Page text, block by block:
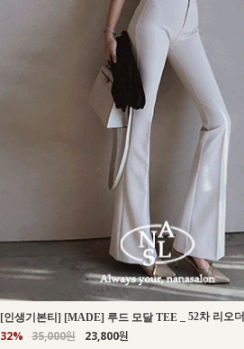
[인생기본티] [MADE] 루드 모달 TEE 52차 리오더
32% 35,000원 23,800원